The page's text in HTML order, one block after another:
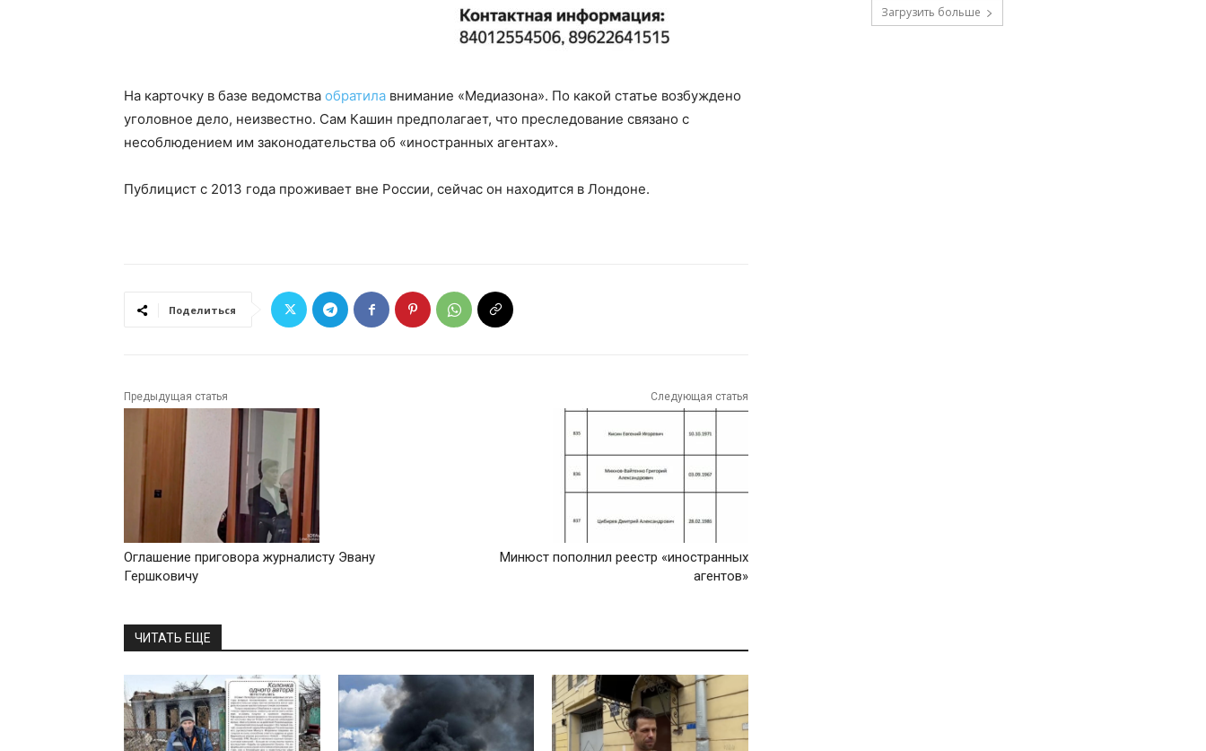
На карточку в базе ведомства обратила внимание «Медиазона». По какой статье возбуждено
уголовное дело, неизвестно. Сам Кашин предполагает, что преследование связано с
несоблюдением им законодательства об «иностранных агентах».
Публицист с 2013 года проживает вне России, сейчас он находится в Лондоне.
Поделиться
Предыдущая статья
Оглашение приговора журналисту Эвану
Гершковичу
Следующая статья
Минюст пополнил реестр «иностранных
агентов»
ЧИТАТЬ ЕЩЕ
Загрузить больше